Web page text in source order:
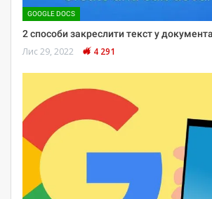
GOOGLE DOCS
2 способи закреслити текст у
Лис 29, 2022 4 291